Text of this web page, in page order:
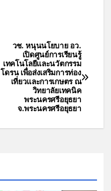
วช. หนุนนโยบาย อว.
เปิดศูนย์การเรียนรู้
เทคโนโลยีและนวัตกรรม
โดรน เพื่อส่งเสริมการท่อง
เที่ยวและการเกษตร ณ
วิทยาลัยเทคนิค
พระนครศรีอยุธยา
จ.พระนครศรีอยุธยา